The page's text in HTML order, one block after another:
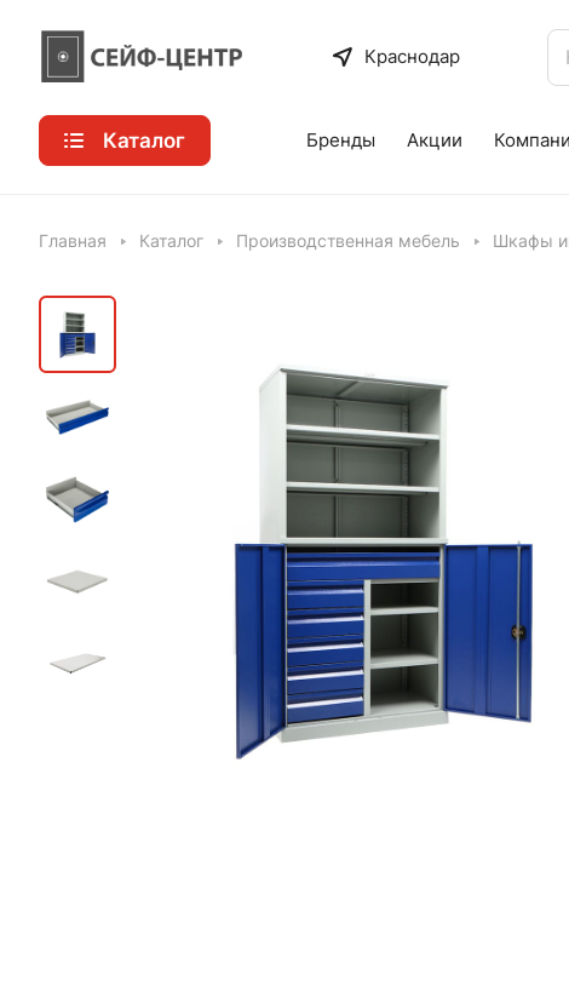
Краснодар
Каталог Бренды Акции
Главная Каталог Производственная мебель Шкафы